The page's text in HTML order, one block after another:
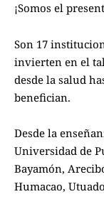
¡Somos el
Son 17
invierten en el
desde la salud
benefician.
Desde la
Universidad de
Bayamón,
Humacao,